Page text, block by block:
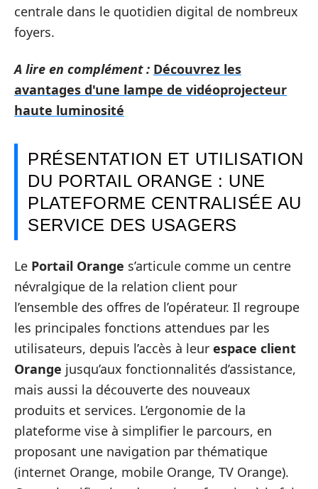
centrale dans le quotidien digital de nombreux
foyers.
A lire en complément : Découvrez les
avantages d'une lampe de vidéoprojecteur
haute luminosité
PRÉSENTATION ET UTILISATION
DU PORTAIL ORANGE : UNE
PLATEFORME CENTRALISÉE AU
SERVICE DES USAGERS
Le Portail Orange s’articule comme un centre
névralgique de la relation client pour
l’ensemble des offres de l’opérateur. Il regroupe
les principales fonctions attendues par les
utilisateurs, depuis l’accès à leur espace client
Orange jusqu’aux fonctionnalités d’assistance,
mais aussi la découverte des nouveaux
produits et services. L’ergonomie de la
plateforme vise à simplifier le parcours, en
proposant une navigation par thématique
(internet Orange, mobile Orange, TV Orange).